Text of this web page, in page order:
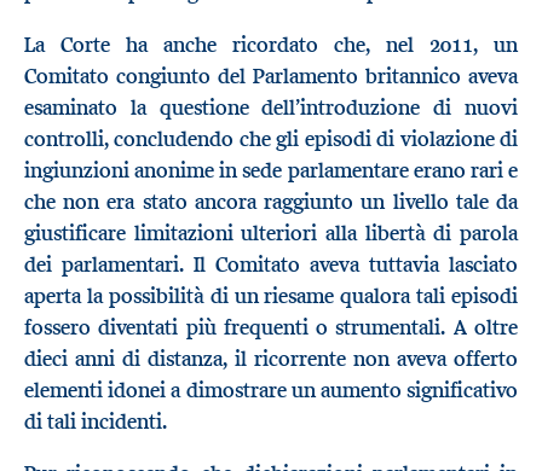
La Corte ha anche ricordato che, nel 2011, un
Comitato congiunto del Parlamento britannico aveva
esaminato la questione dell’introduzione di nuovi
controlli, concludendo che gli episodi di violazione di
ingiunzioni anonime in sede parlamentare erano rari e
che non era stato ancora raggiunto un livello tale da
giustificare limitazioni ulteriori alla libertà di parola
dei parlamentari. Il Comitato aveva tuttavia lasciato
aperta la possibilità di un riesame qualora tali episodi
fossero diventati più frequenti o strumentali. A oltre
dieci anni di distanza, il ricorrente non aveva offerto
elementi idonei a dimostrare un aumento significativo
di tali incidenti.